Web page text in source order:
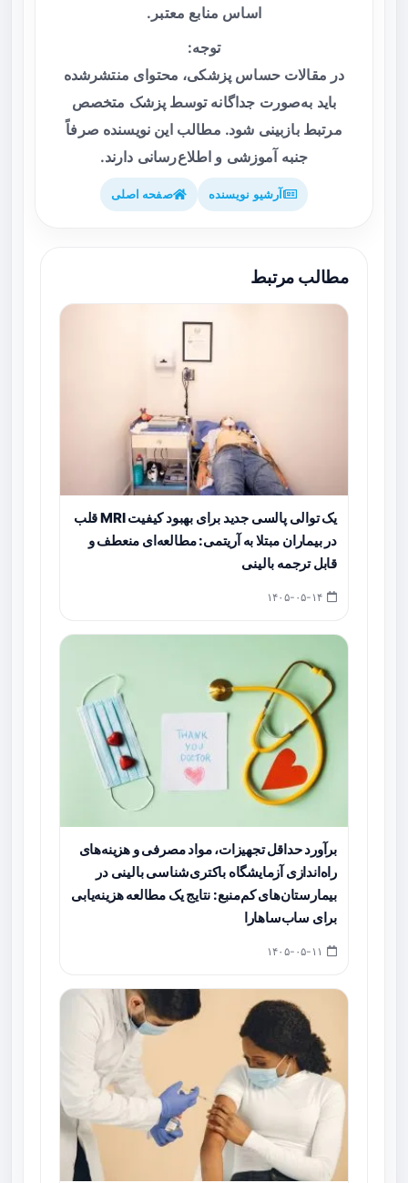
اساس منابع معتبر.
توجه:
در مقالات حساس پزشکی، محتوای منتشرشده
باید به‌صورت جداگانه توسط پزشک متخصص
مرتبط بازبینی شود. مطالب این نویسنده صرفاً
جنبه آموزشی و اطلاع‌رسانی دارند.
آرشیو نویسنده صفحه اصلی
مطالب مرتبط
یک توالی پالسی جدید برای بهبود کیفیت MRI قلب
در بیماران مبتلا به آریتمی: مطالعه‌ای منعطف و
قابل ترجمه بالینی
برآورد حداقل تجهیزات، مواد مصرفی و هزینه‌های
راه‌اندازی آزمایشگاه باکتری‌شناسی بالینی در
بیمارستان‌های کم‌منبع: نتایج یک مطالعه هزینه‌یابی
برای ساب‌ساهارا